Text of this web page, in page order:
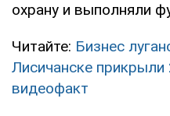
охрану и выполняли
Читайте: Бизнес
Лисичанске
видеофакт